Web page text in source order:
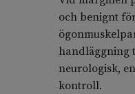
och benignt
handläggning
neurologisk,
kontroll.